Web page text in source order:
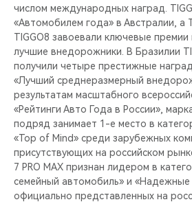
числом международных наград.
«Автомобилем года» в Австралии, а
TIGGO8 завоевали ключевые
лучшие внедорожники. В Бразилии
получили четыре престижные
«Лучший среднеразмерный
результатам масштабного
«Рейтинги Авто Года в России»,
подряд занимает 1-е место в
«Top of Mind» среди зарубежных
присутствующих на российском
7 PRO MAX признан лидером в
семейный автомобиль» и
официально представленных на